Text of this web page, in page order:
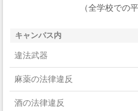
Mathematics And Statistics
Liberal Arts And Sciences,
Engineering
（全学校での
キャンパス内
違法武器
麻薬の法律違反
酒の法律違反